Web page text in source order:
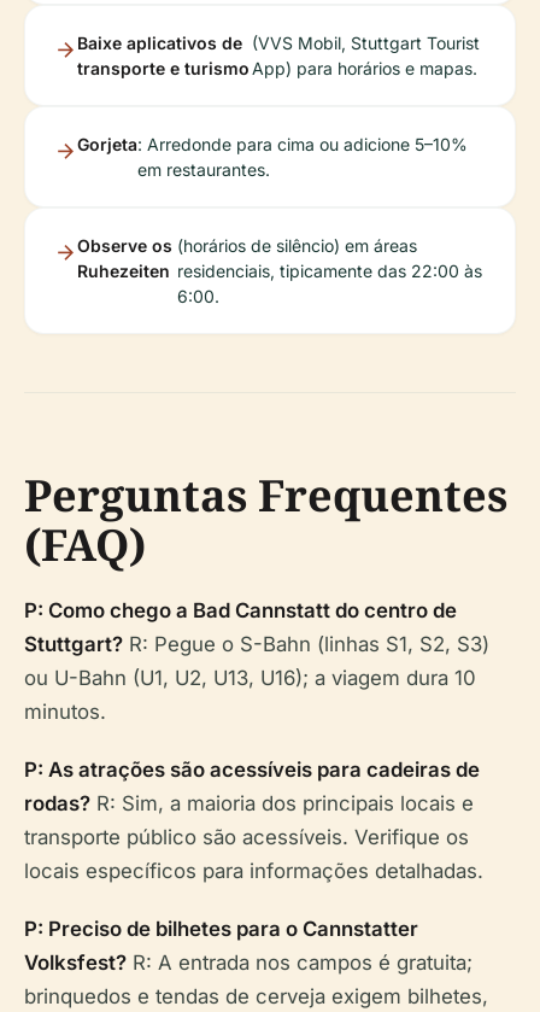
Baixe aplicativos de
transporte e turismo
(VVS Mobil, Stuttgart Tourist
App) para horários e mapas.
Gorjeta: Arredonde para cima ou adicione 5–10%
em restaurantes.
Observe os
Ruhezeiten
(horários de silêncio) em áreas
residenciais, tipicamente das 22:00 às
6:00.
Perguntas Frequentes
(FAQ)
P: Como chego a Bad Cannstatt do centro de
Stuttgart? R: Pegue o S-Bahn (linhas S1, S2, S3)
ou U-Bahn (U1, U2, U13, U16); a viagem dura 10
minutos.
P: As atrações são acessíveis para cadeiras de
rodas? R: Sim, a maioria dos principais locais e
transporte público são acessíveis. Verifique os
locais específicos para informações detalhadas.
P: Preciso de bilhetes para o Cannstatter
Volksfest? R: A entrada nos campos é gratuita;
brinquedos e tendas de cerveja exigem bilhetes,